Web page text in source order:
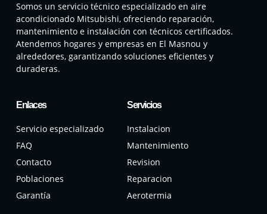
Somos un servicio técnico especializado en aire
acondicionado Mitsubishi, ofreciendo reparación,
mantenimiento e instalación con técnicos certificados.
Atendemos hogares y empresas en El Masnou y
alrededores, garantizando soluciones eficientes y
duraderas.
Enlaces
Servicio especializado
FAQ
Contacto
Poblaciones
Garantía
Servicios
Instalacion
Mantenimiento
Revision
Reparacion
Aerotermia